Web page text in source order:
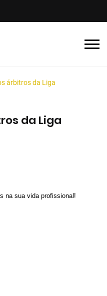
árbitros da Liga
da Liga
na sua vida profissional!